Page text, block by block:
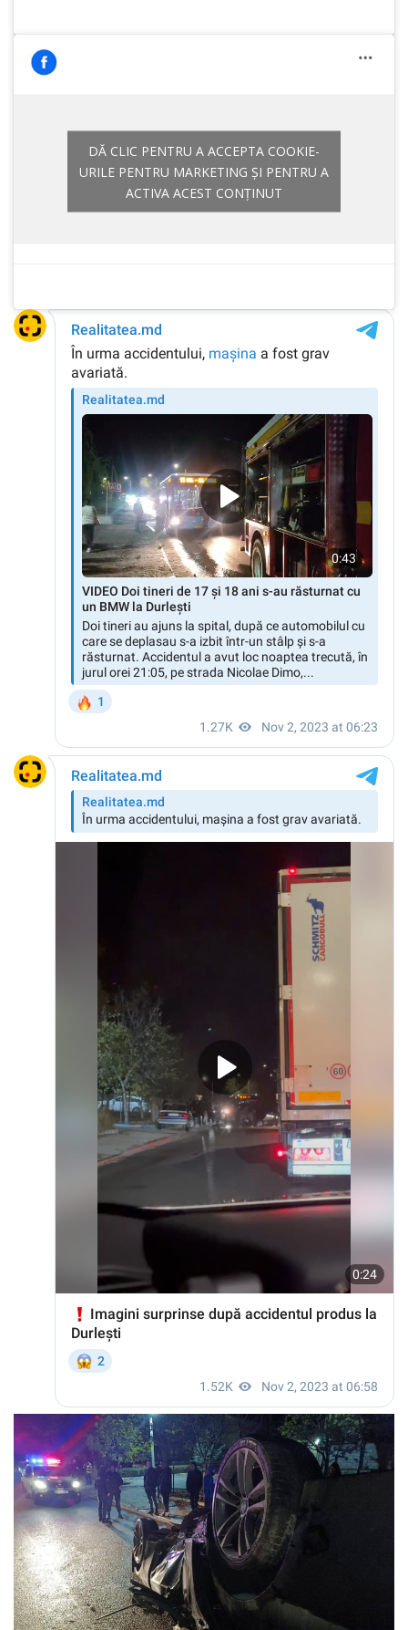
DĂ CLIC PENTRU A ACCEPTA COOKIE-
URILE PENTRU MARKETING ȘI PENTRU A
ACTIVA ACEST CONȚINUT